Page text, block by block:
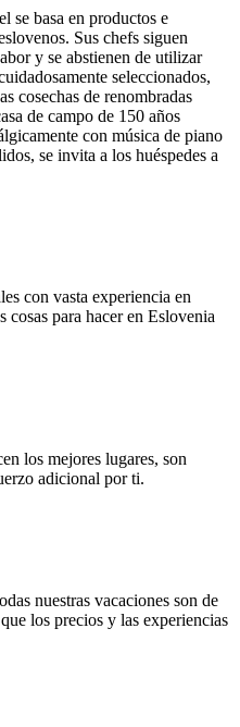
se basa en productos e
Sus chefs siguen
y se abstienen de utilizar
seleccionados,
cosechas de renombradas
de campo de 150 años
con música de piano
se invita a los huéspedes a
con vasta experiencia en
cosas para hacer en Eslovenia
los mejores lugares, son
adicional por ti.
nuestras vacaciones son de
los precios y las experiencias